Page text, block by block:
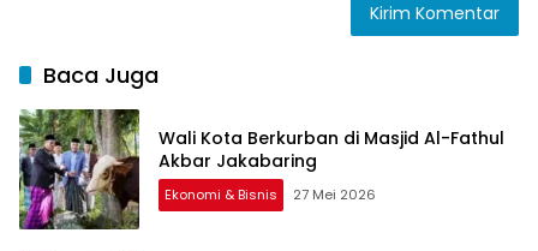
Baca Juga
Wali Kota Berkurban di Masjid Al-Fathul
Akbar Jakabaring
Ekonomi & Bisnis 27 Mei 2026